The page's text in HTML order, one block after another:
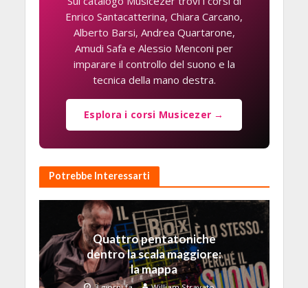
Enrico Santacatterina, Chiara Carcano,
Alberto Barsi, Andrea Quartarone,
Amudi Safa e Alessio Menconi per
imparare il controllo del suono e la
tecnica della mano destra.
Esplora i corsi Musicezer →
Potrebbe Interessarti
Quattro pentatoniche
dentro la scala maggiore:
la mappa